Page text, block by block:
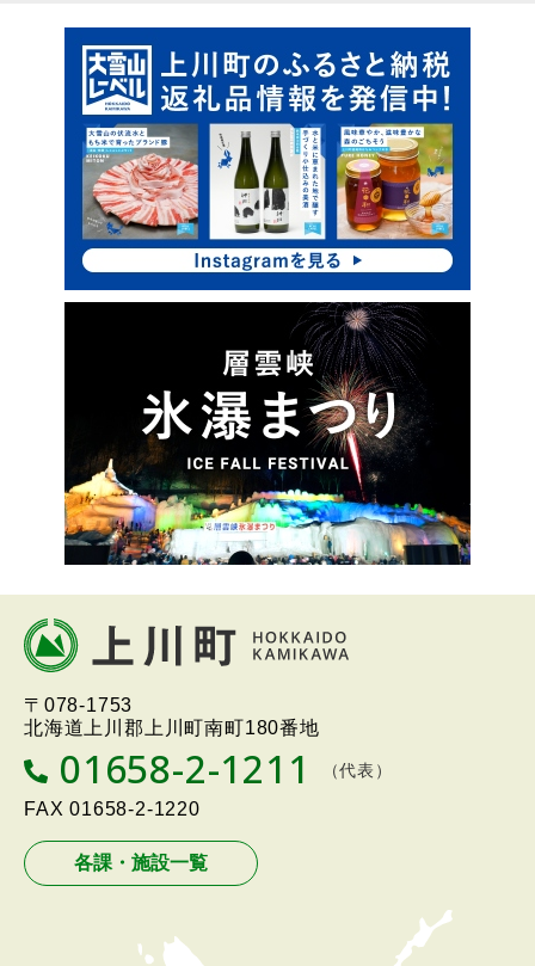
Twon
〒078-1753
北海道上川郡上川町南町180番地
T
E
L
01658-2-1211 （代表）
FAX 01658-2-1220
各課・施設一覧